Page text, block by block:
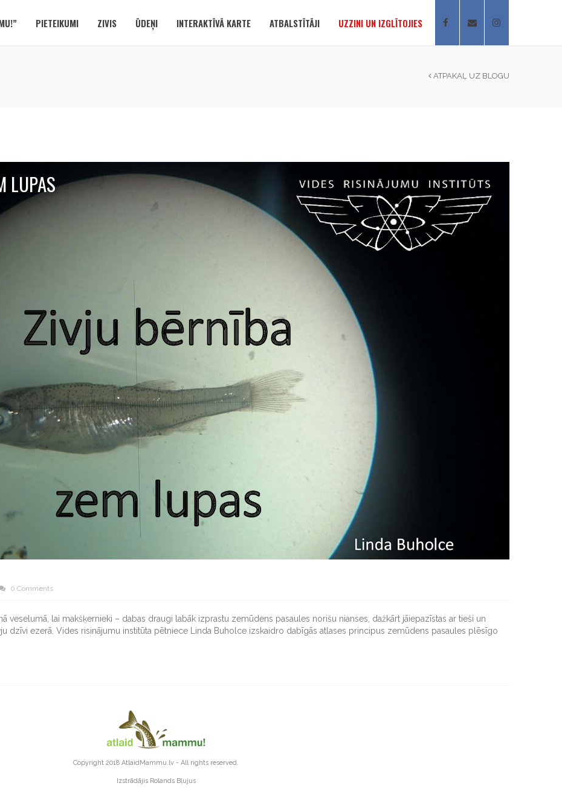
PIETEIKUMI ZIVIS ŪDEŅI INTERAKTĪVĀ KARTE ATBALSTĪTĀJI UZZINI UN IZGLĪTOJIES
ATPAKAĻ UZ BLOGU
LUPAS
0 Comments
veselumā, lai makšķernieki – dabas draugi labāk izprastu zemūdens pasaules norišu nianses, dažkārt jāiepazīstas ar tieši un
dzīvi ezerā. Vides risinājumu institūta pētniece Linda Buholce izskaidro dabīgās atlases principus zemūdens pasaules plēsīgo
Copyright 2018 AtlaidMammu.lv - All rights reserved.
Izstrādājis Rolands Bļujus